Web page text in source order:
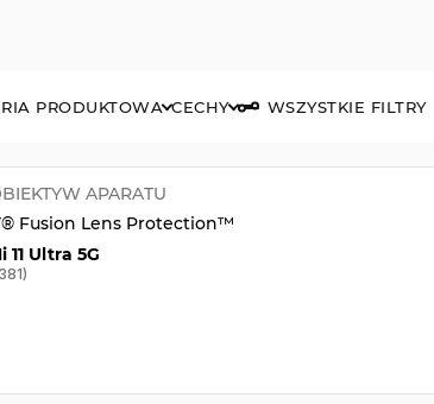
PRODUKTOWA CECHY WSZYSTKIE FILTRY
APARATU
Fusion Lens Protection™
11 Ultra 5G